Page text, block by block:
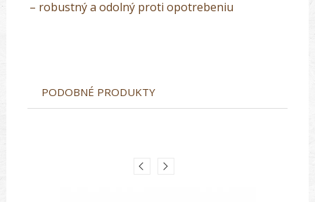
– robustný a odolný proti opotrebeniu
PODOBNÉ PRODUKTY